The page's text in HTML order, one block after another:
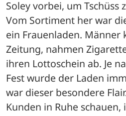
Soley vorbei, um Tschüss
Vom Sortiment her war
ein Frauenladen. Männer
Zeitung, nahmen
ihren Lottoschein ab. Je
Fest wurde der Laden
war dieser besondere
Kunden in Ruhe